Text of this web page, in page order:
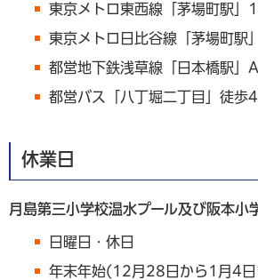
東京メトロ東西線「茅場町駅」
東京メトロ日比谷線「茅場町駅
都営地下鉄浅草線「日本橋駅」
都営バス「八丁堀二丁目」徒歩
休業日
月島第三小学校温水プール及び阪本小
日曜日・休日
年末年始(12月28日から1月4日